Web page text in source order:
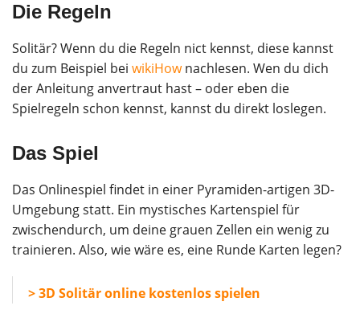
Die Regeln
Solitär? Wenn du die Regeln nict kennst, diese kannst
du zum Beispiel bei wikiHownachlesen. Wen du dich
der Anleitung anvertraut hast – oder eben die
Spielregeln schon kennst, kannst du direkt loslegen.
Das Spiel
Das Onlinespiel findet in einer Pyramiden-artigen 3D-
Umgebung statt. Ein mystisches Kartenspiel für
zwischendurch, um deine grauen Zellen ein wenig zu
trainieren. Also, wie wäre es, eine Runde Karten legen?
> 3D Solitär online kostenlos spielen